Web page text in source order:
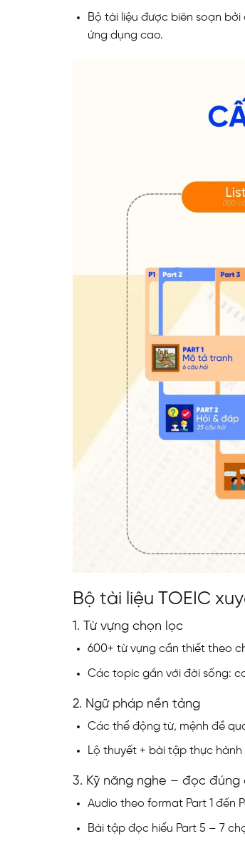
Bộ tài liệu được biên soạn
ứng dụng cao.
Bộ tài liệu TOEIC
1. Từ vựng chọn lọc
600+ từ vựng cần thiết theo
Các topic gắn với đời sống:
2. Ngữ pháp nền tảng
Các thể động từ, mệnh đề
Lộ thuyết + bài tập thực
3. Kỹ năng nghe – đọc đúng
Audio theo format Part 1 đến
Bài tập đọc hiểu Part 5 – 7